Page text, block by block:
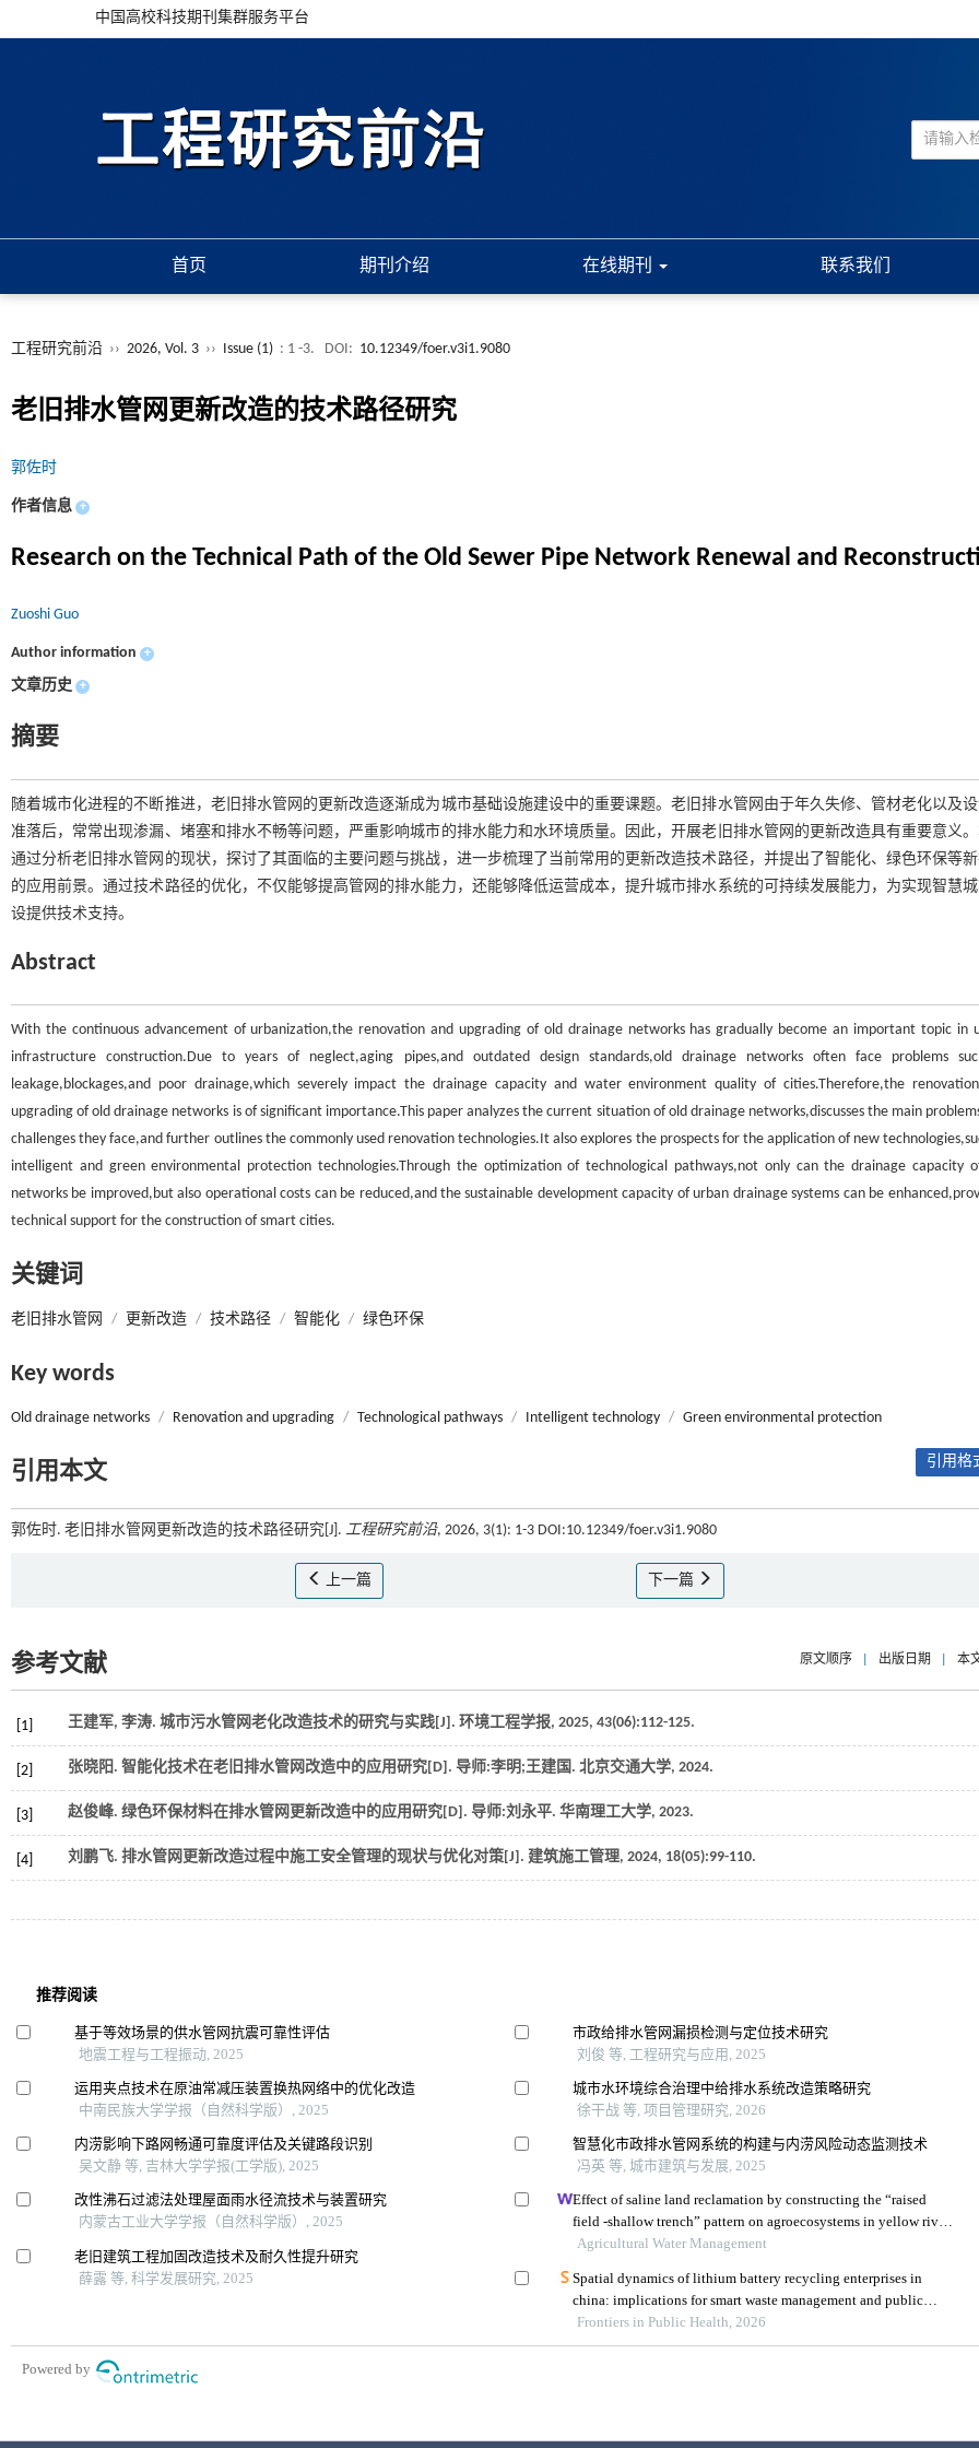
中国高校科技期刊集群服务平台
首页 期刊介绍 在线期刊 联系我们
工程研究前沿 ›› 2026, Vol. 3 ›› Issue (1) : 1 -3. DOI: 10.12349/foer.v3i1.9080
老旧排水管网更新改造的技术路径研究
郭佐时
作者信息 +
Research on the Technical Path of the Old Sewer Pipe Network Renewal and
Zuoshi Guo
Author information +
文章历史 +
摘要
随着城市化进程的不断推进，老旧排水管网的更新改造逐渐成为城市基础设施建设中的重要课题。老旧排水管网由于年久失修、管材老化以及
准落后，常常出现渗漏、堵塞和排水不畅等问题，严重影响城市的排水能力和水环境质量。因此，开展老旧排水管网的更新改造具有重要意义
通过分析老旧排水管网的现状，探讨了其面临的主要问题与挑战，进一步梳理了当前常用的更新改造技术路径，并提出了智能化、绿色环保等
的应用前景。通过技术路径的优化，不仅能够提高管网的排水能力，还能够降低运营成本，提升城市排水系统的可持续发展能力，为实现智慧
设提供技术支持。
Abstract
With the continuous advancement of urbanization,the renovation and upgrading of old drainage networks has gradually become an important topic in
infrastructure construction.Due to years of neglect,aging pipes,and outdated design standards,old drainage networks often face problems
leakage,blockages,and poor drainage,which severely impact the drainage capacity and water environment quality of cities.Therefore,the
upgrading of old drainage networks is of significant importance.This paper analyzes the current situation of old drainage networks,discusses the main
challenges they face,and further outlines the commonly used renovation technologies.It also explores the prospects for the application of new
intelligent and green environmental protection technologies.Through the optimization of technological pathways,not only can the drainage capacity
networks be improved,but also operational costs can be reduced,and the sustainable development capacity of urban drainage systems can be
technical support for the construction of smart cities.
关键词
老旧排水管网 / 更新改造 / 技术路径 / 智能化 / 绿色环保
Key words
Old drainage networks / Renovation and upgrading / Technological pathways / Intelligent technology / Green environmental protection
引用本文 引用格
郭佐时. 老旧排水管网更新改造的技术路径研究[J]. 工程研究前沿, 2026, 3(1): 1-3 DOI:10.12349/foer.v3i1.9080
上一篇 下一篇
参考文献 原文顺序 出版日期 本
[1] 王建军, 李涛. 城市污水管网老化改造技术的研究与实践[J]. 环境工程学报, 2025, 43(06):112-125.
[2] 张晓阳. 智能化技术在老旧排水管网改造中的应用研究[D]. 导师:李明;王建国. 北京交通大学, 2024.
[3] 赵俊峰. 绿色环保材料在排水管网更新改造中的应用研究[D]. 导师:刘永平. 华南理工大学, 2023.
[4] 刘鹏飞. 排水管网更新改造过程中施工安全管理的现状与优化对策[J]. 建筑施工管理, 2024, 18(05):99-110.